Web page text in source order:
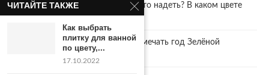
Год Зеленой Деревянной Змеи. Что надеть? В каком цвете
встречать 2025 Новый год.
2025 год. Где и как правильно отмечать год Зелёной
Деревянной Змеи
ЧИТАЙТЕ ТАКЖЕ
Как выбрать
плитку для ванной
по цвету,...
17.10.2022